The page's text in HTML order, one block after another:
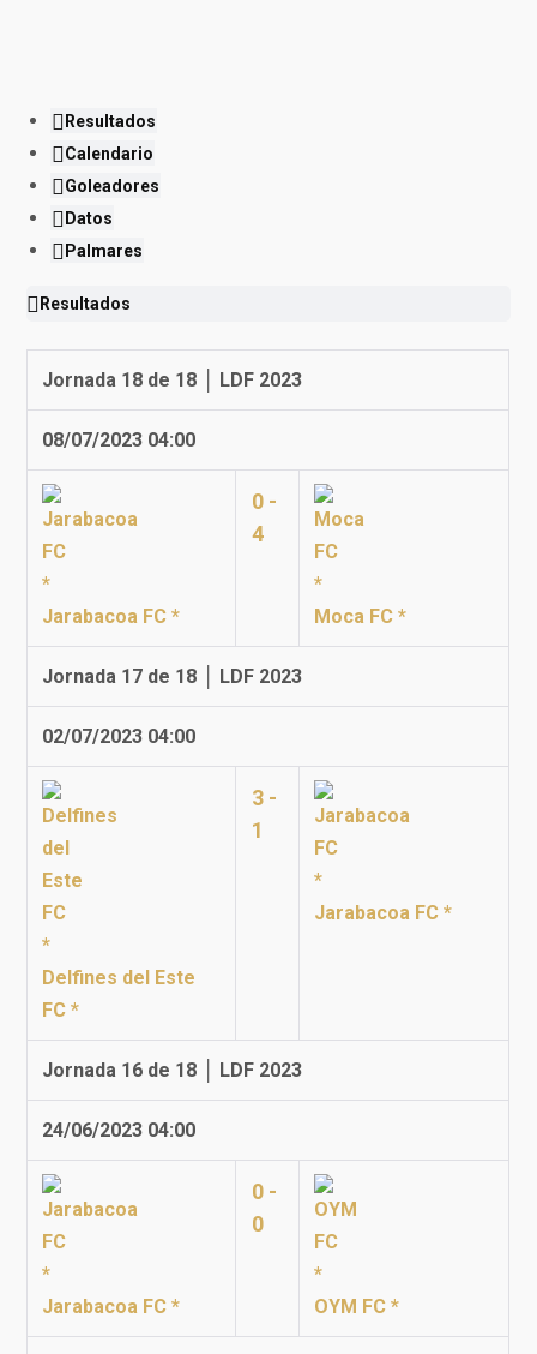
Resultados
Calendario
Goleadores
Datos
Palmares
Resultados
Jornada 18 de 18 │ LDF 2023
08/07/2023 04:00
Jarabacoa FC *
0 -
4
Moca FC *
Jornada 17 de 18 │ LDF 2023
02/07/2023 04:00
Delfines del Este
FC *
3 -
1
Jarabacoa FC *
Jornada 16 de 18 │ LDF 2023
24/06/2023 04:00
Jarabacoa FC *
0 -
0
OYM FC *